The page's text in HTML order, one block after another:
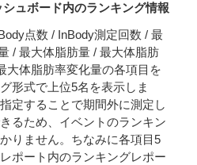
ュボード内のランキング情報
点数 / InBody測定回数 / 最
/ 最大体脂肪量 / 最大体脂肪
大体脂肪率変化量の各項目を
形式で上位5名を表示しま
定することで期間外に測定し
るため、イベントのランキン
りません。ちなみに各項目5
ポート内のランキングレポー